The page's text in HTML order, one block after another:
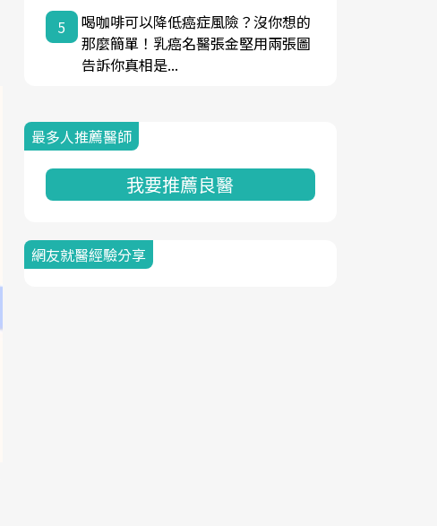
5
喝咖啡可以降低癌症風險？沒你想的
那麼簡單！乳癌名醫張金堅用兩張圖
告訴你真相是...
最多人推薦醫師
我要推薦良醫
網友就醫經驗分享